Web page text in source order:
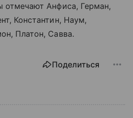
отмечают Анфиса, Герман,
Константин, Наум,
Платон, Савва.
Поделиться